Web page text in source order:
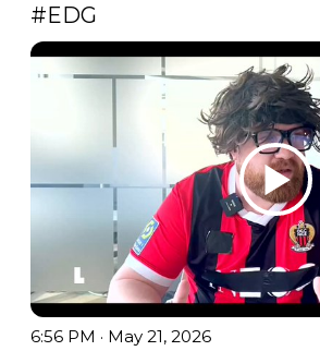
#EDG
6:56 PM · May 21, 2026